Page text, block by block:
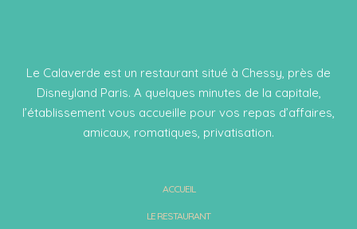
Le Calaverde est un restaurant situé à Chessy, près de
Disneyland Paris. A quelques minutes de la capitale,
l’établissement vous accueille pour vos repas d’affaires,
amicaux, romatiques, privatisation.
ACCUEIL
LE RESTAURANT